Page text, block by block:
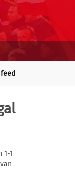
feed
1-1